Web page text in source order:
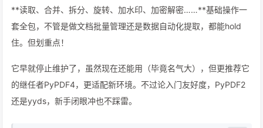
**读取、合并、拆分、旋转、加水印、加密解密……**基础操作一
套全包，不管是做文档批量管理还是数据自动化提取，都能hold
住。但划重点！
它早就停止维护了，虽然现在还能用（毕竟名气大），但更推荐它
的继任者PyPDF4，更适配新环境。不过论入门友好度，PyPDF2
还是yyds，新手闭眼冲也不踩雷。